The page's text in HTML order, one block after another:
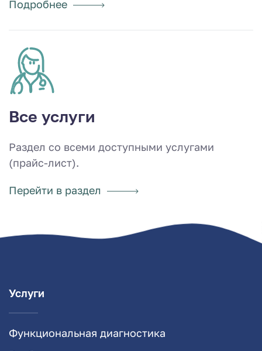
Подробнее
Все услуги
Раздел со всеми доступными услугами
(прайс-лист).
Перейти в раздел
Услуги
Функциональная диагностика